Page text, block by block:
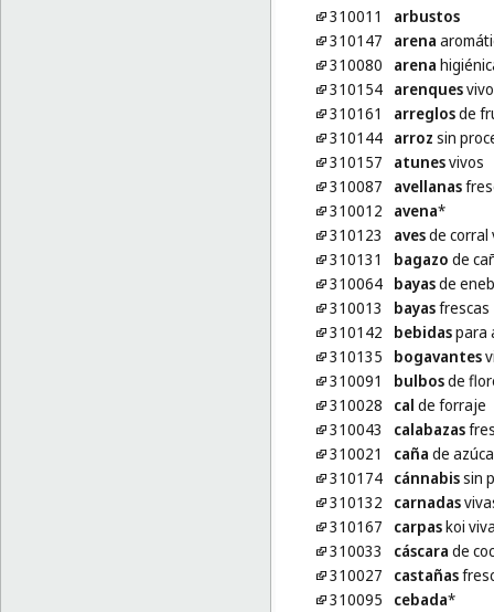
310011
arbustos
310147
arena
310080
arena
310154 arenques
310161
arreglosde
310144 arroz sin
310157
atunesvivos
310087
avellanas
310012
avena*
310123
avesde corral
310131
bagazo de
310064 bayasde
310013
bayasfrescas
310142
bebidaspara
310135
bogavantes
310091
bulbosde
310028
cal de forraje
310043
calabazas
310021
caña de
310174 cánnabissin
310132
carnadas
310167
carpaskoi
310033
cáscara de
310027
castañas
310095
cebada*